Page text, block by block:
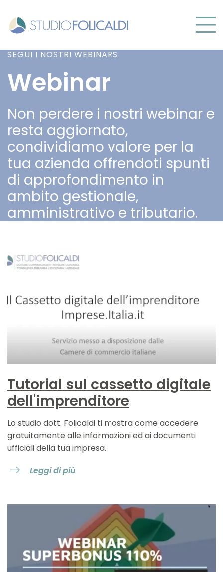
SEGUI I NOSTRI WEBINARS
Webinar
Non perdere i nostri webinar e
resta aggiornato,
condividiamo valore per la
tua azienda offrendoti spunti
di approfondimento in
ambito gestionale,
amministrativo e tributario.
Tutorial sul cassetto digitale
dell'imprenditore
Lo studio dott. Folicaldi ti mostra come accedere
gratuitamente alle informazioni ed ai documenti
ufficiali della tua impresa.
Leggi di più